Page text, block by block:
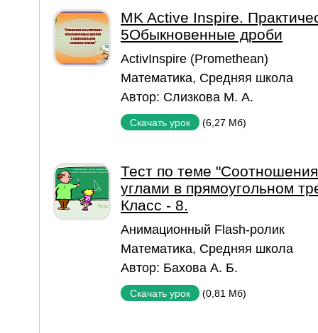
MK Active Inspire.
5Обыкновенные дроби
ActivInspire (Promethean)
Математика, Средняя школа
Автор: Слизкова М. А.
Скачать урок (6,27 Мб)
Тест по теме
углами в прямоугольном
Класс - 8.
Aнимационный Flash-ролик
Математика, Средняя школа
Автор: Бахова А. Б.
Скачать урок (0,81 Мб)